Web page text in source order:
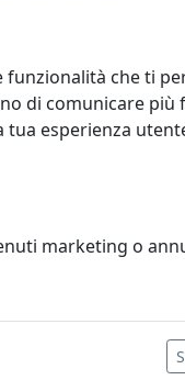
che ti
di comunicare più
esperienza
marketing o